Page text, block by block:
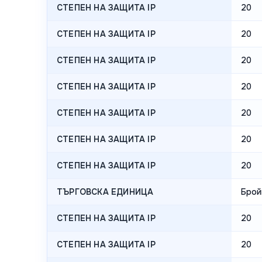
СТЕПЕН НА ЗАЩИТА IP 20
СТЕПЕН НА ЗАЩИТА IP 20
СТЕПЕН НА ЗАЩИТА IP 20
СТЕПЕН НА ЗАЩИТА IP 20
СТЕПЕН НА ЗАЩИТА IP 20
СТЕПЕН НА ЗАЩИТА IP 20
СТЕПЕН НА ЗАЩИТА IP 20
ТЪРГОВСКА ЕДИНИЦА
СТЕПЕН НА ЗАЩИТА IP 20
СТЕПЕН НА ЗАЩИТА IP 20